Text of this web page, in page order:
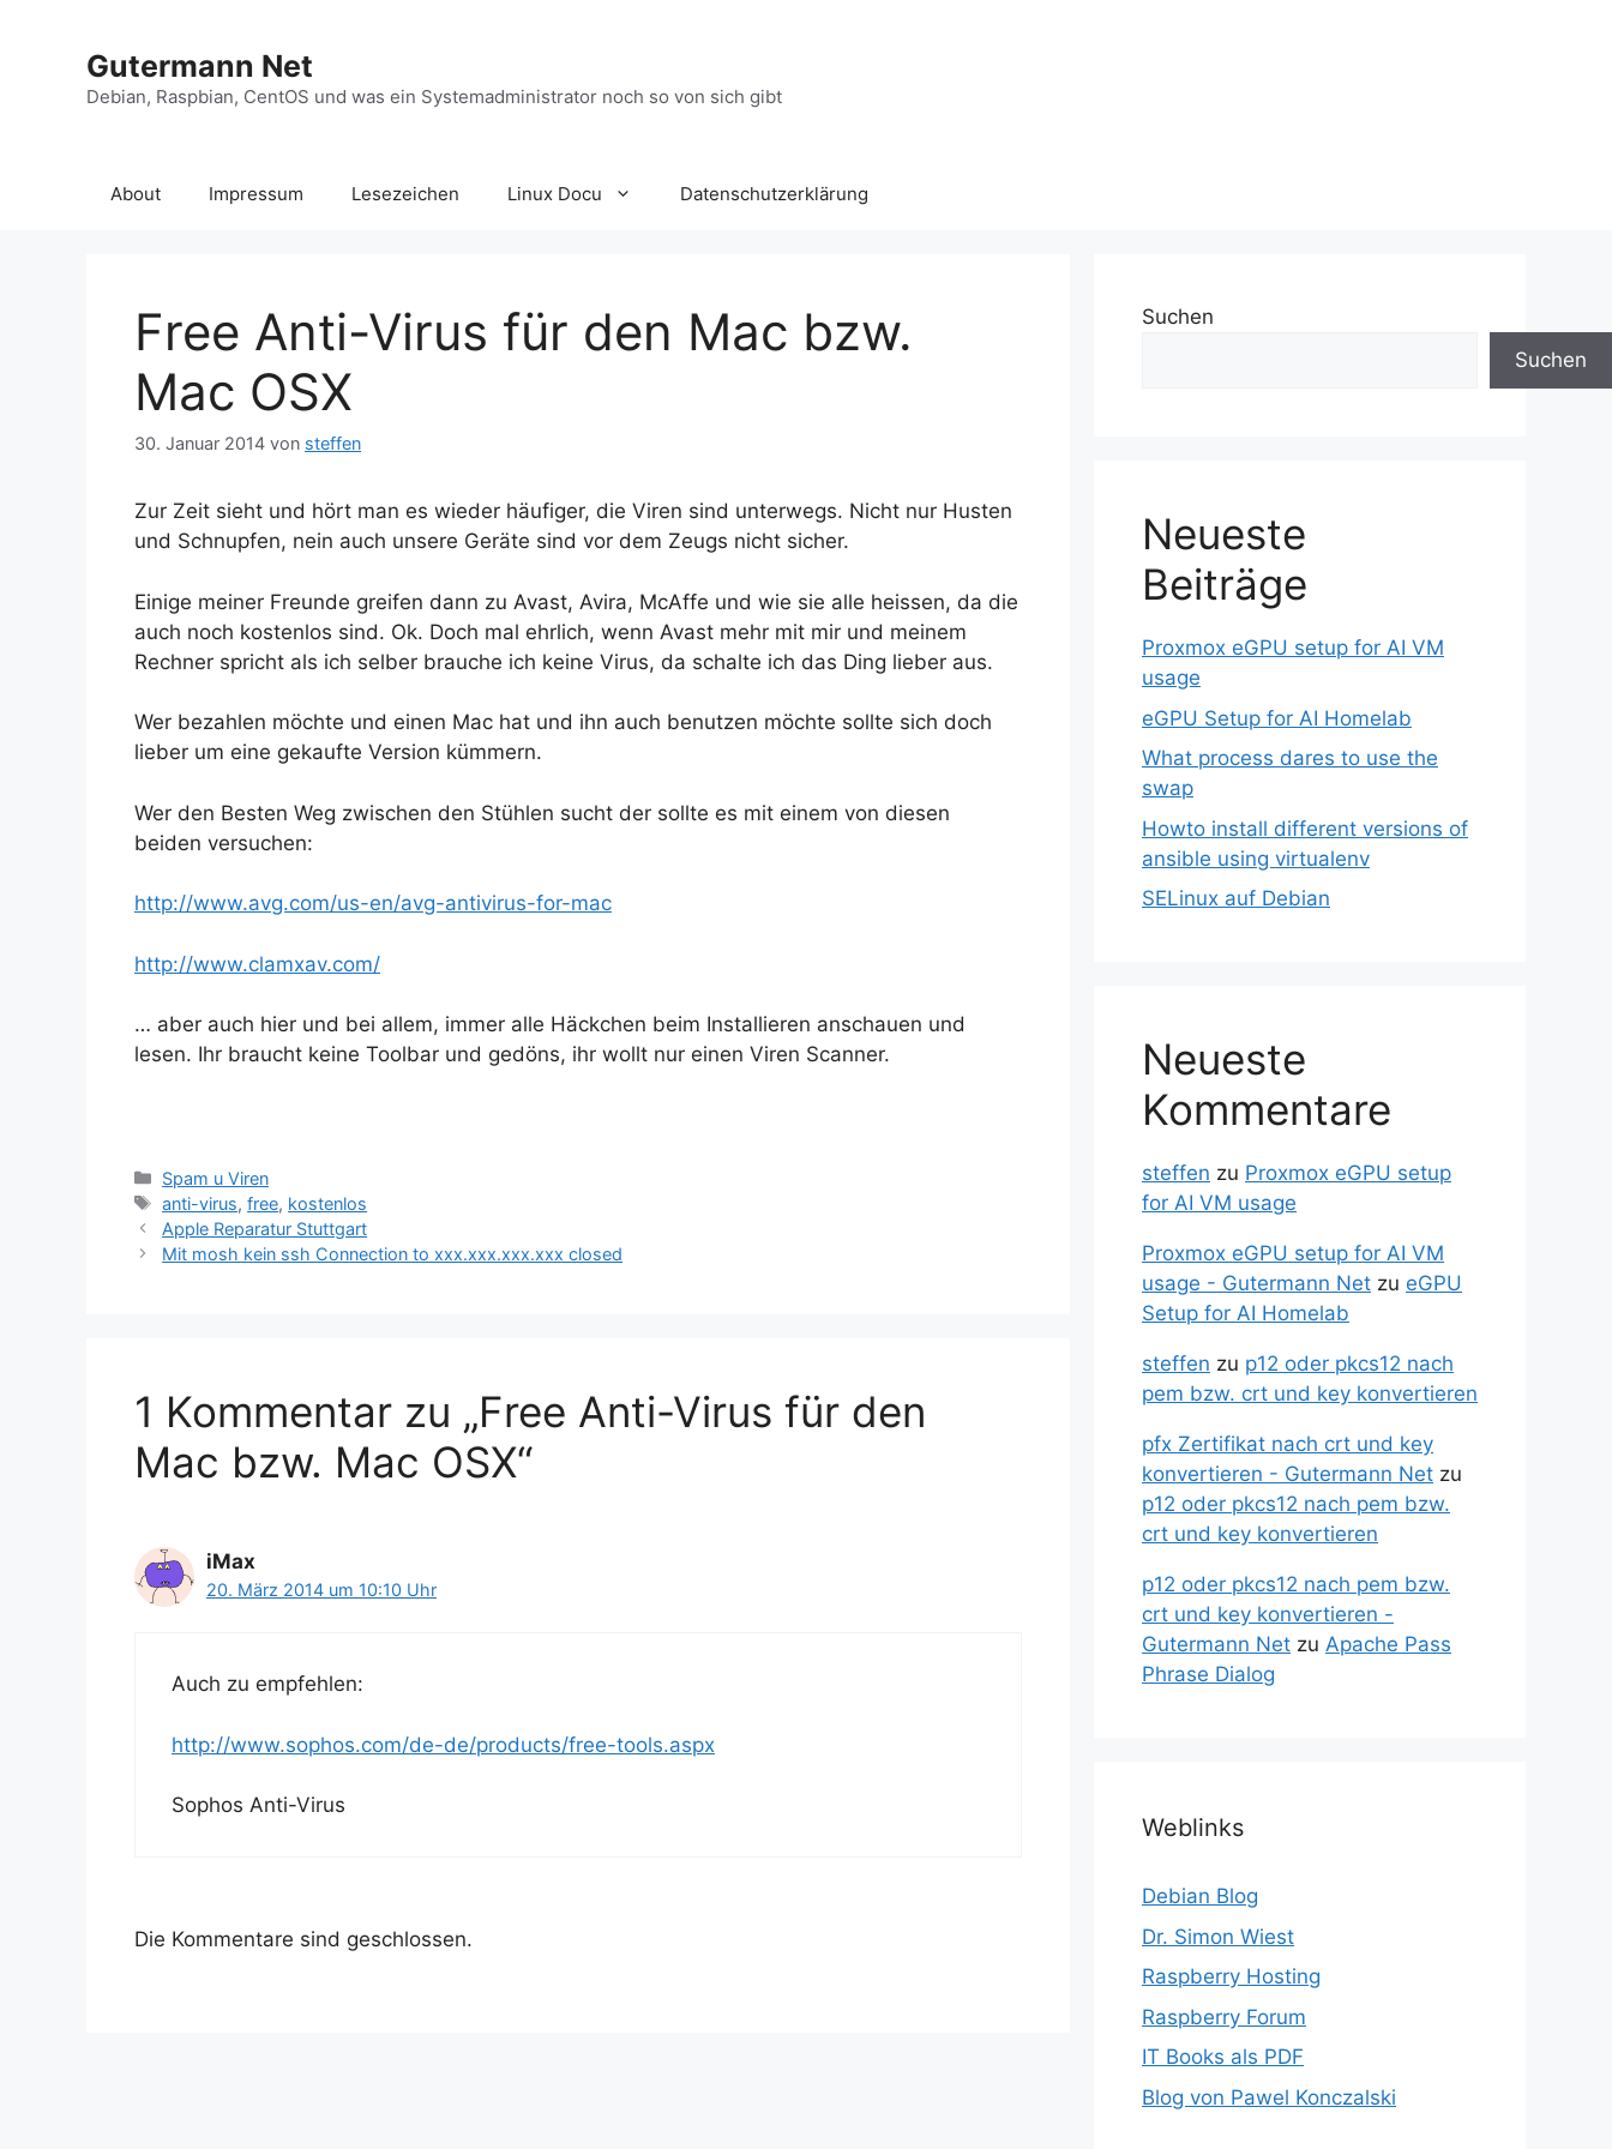
Gutermann Net
Debian, Raspbian, CentOS und was ein Systemadministrator noch so von sich gibt
About Impressum Lesezeichen Linux Docu Datenschutzerklärung
Free Anti-Virus für den Mac bzw.
Mac OSX
30. Januar 2014 von steffen
Zur Zeit sieht und hört man es wieder häufiger, die Viren sind unterwegs. Nicht nur Husten
und Schnupfen, nein auch unsere Geräte sind vor dem Zeugs nicht sicher.
Einige meiner Freunde greifen dann zu Avast, Avira, McAffe und wie sie alle heissen, da die
auch noch kostenlos sind. Ok. Doch mal ehrlich, wenn Avast mehr mit mir und meinem
Rechner spricht als ich selber brauche ich keine Virus, da schalte ich das Ding lieber aus.
Wer bezahlen möchte und einen Mac hat und ihn auch benutzen möchte sollte sich doch
lieber um eine gekaufte Version kümmern.
Wer den Besten Weg zwischen den Stühlen sucht der sollte es mit einem von diesen
beiden versuchen:
http://www.avg.com/us-en/avg-antivirus-for-mac
http://www.clamxav.com/
… aber auch hier und bei allem, immer alle Häckchen beim Installieren anschauen und
lesen. Ihr braucht keine Toolbar und gedöns, ihr wollt nur einen Viren Scanner.
Kategorien
Spam u Viren
Schlagwörter
anti-virus,free, kostenlos
Apple Reparatur Stuttgart
Mit mosh kein ssh Connection to xxx.xxx.xxx.xxx closed
1 Kommentar zu „Free Anti-Virus für den
Mac bzw. Mac OSX“
iMax
20. März 2014 um 10:10 Uhr
Auch zu empfehlen:
http://www.sophos.com/de-de/products/free-tools.aspx
Sophos Anti-Virus
Die Kommentare sind geschlossen.
Suchen
Suchen
Neueste
Beiträge
Proxmox eGPU setup for AI VM
usage
eGPU Setup for AI Homelab
What process dares to use the
swap
Howto install different versions of
ansible using virtualenv
SELinux auf Debian
Neueste
Kommentare
steffen zu Proxmox eGPU setup
for AI VM usage
Proxmox eGPU setup for AI VM
usage - Gutermann Net zu eGPU
Setup for AI Homelab
steffen zu p12 oder pkcs12 nach
pem bzw. crt und key konvertieren
pfx Zertifikat nach crt und key
konvertieren - Gutermann Net zu
p12 oder pkcs12 nach pem bzw.
crt und key konvertieren
p12 oder pkcs12 nach pem bzw.
crt und key konvertieren -
Gutermann Net zu Apache Pass
Phrase Dialog
Weblinks
Debian Blog
Dr. Simon Wiest
Raspberry Hosting
Raspberry Forum
IT Books als PDF
Blog von Pawel Konczalski